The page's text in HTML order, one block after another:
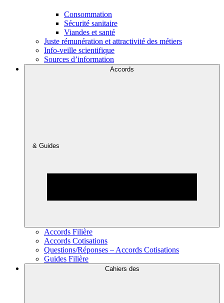
Consommation
Sécurité sanitaire
Viandes et santé
Juste rémunération et attractivité des métiers
Info-veille scientifique
Sources d’information
Accords
& Guides
Accords Filière
Accords Cotisations
Questions/Réponses – Accords Cotisations
Guides Filière
Cahiers des